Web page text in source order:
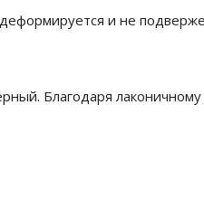
и не
Благодаря